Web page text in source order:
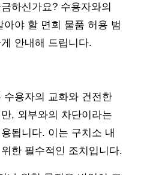
하신가요? 수용자와의
야 할 면회 물품 허용 범
안내해 드립니다.
용자의 교화와 건전한
, 외부와의 차단이라는
됩니다. 이는 구치소 내
한 필수적인 조치입니다.